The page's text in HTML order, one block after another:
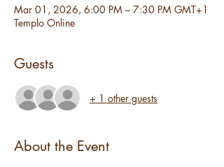
Mar 01, 2026, 6:00 PM – 7:30 PM GMT+1
Templo Online
Guests
+ 1 other guests
About the Event